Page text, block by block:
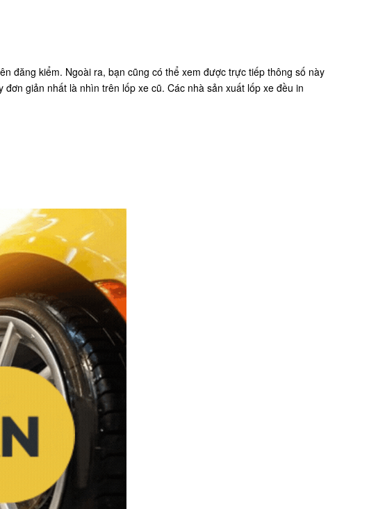
đăng kiểm. Ngoài ra, bạn cũng có thể xem được trực tiếp thông số này
giản nhất là nhìn trên lốp xe cũ. Các nhà sản xuất lốp xe đều in